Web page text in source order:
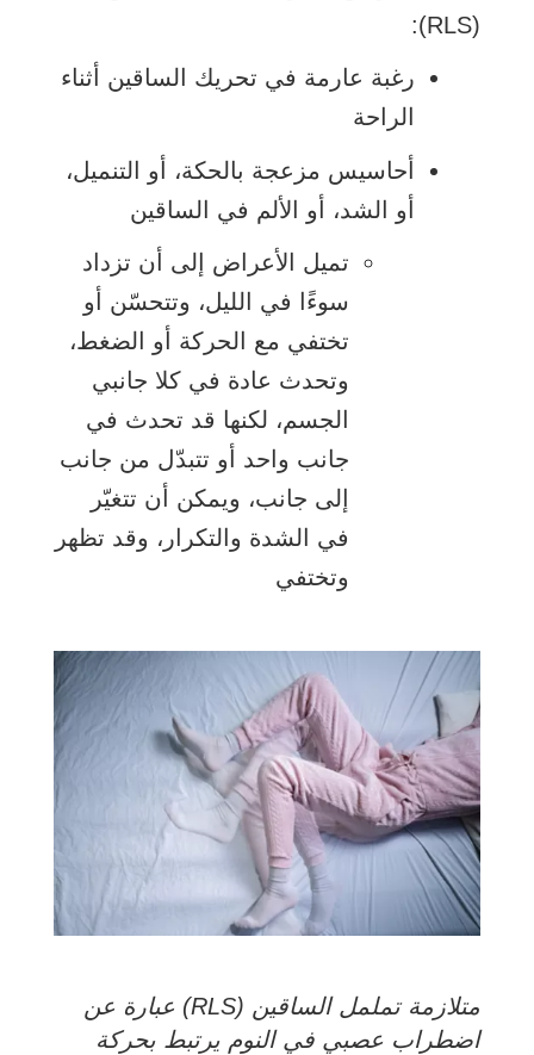
(RLS):
رغبة عارمة في تحريك الساقين أثناء
الراحة
أحاسيس مزعجة بالحكة، أو التنميل،
أو الشد، أو الألم في الساقين
تميل الأعراض إلى أن تزداد
سوءًا في الليل، وتتحسّن أو
تختفي مع الحركة أو الضغط،
وتحدث عادة في كلا جانبي
الجسم، لكنها قد تحدث في
جانب واحد أو تتبدّل من جانب
إلى جانب، ويمكن أن تتغيّر
في الشدة والتكرار، وقد تظهر
وتختفي
متلازمة تململ الساقين (RLS) عبارة عن
اضطراب عصبي في النوم يرتبط بحركة